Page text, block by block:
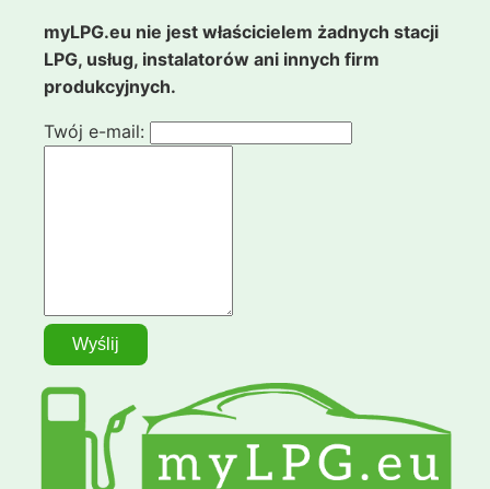
myLPG.eu nie jest właścicielem żadnych stacji
LPG, usług, instalatorów ani innych firm
produkcyjnych.
Twój e-mail: